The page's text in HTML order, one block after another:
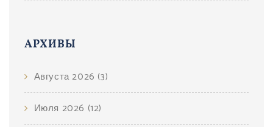
АРХИВЫ
Августа 2026 (3)
Июля 2026 (12)